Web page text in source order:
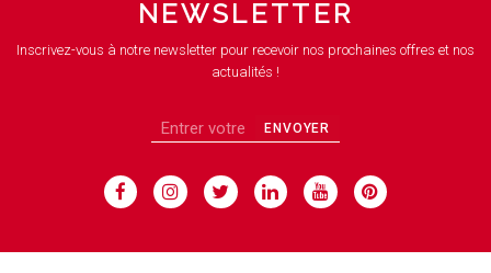
NEWSLETTER
Inscrivez-vous à notre newsletter pour recevoir nos prochaines offres et nos
actualités !
ENVOYER